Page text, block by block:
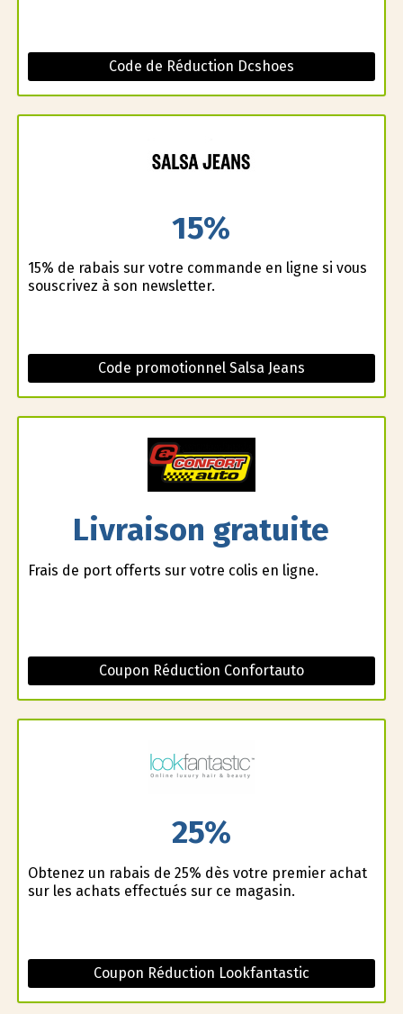
Code de Réduction Dcshoes
15%
15% de rabais sur votre commande en ligne si vous
souscrivez à son newsletter.
Code promotionnel Salsa Jeans
Livraison gratuite
Frais de port offerts sur votre colis en ligne.
Coupon Réduction Confortauto
25%
Obtenez un rabais de 25% dès votre premier achat
sur les achats effectués sur ce magasin.
Coupon Réduction Lookfantastic